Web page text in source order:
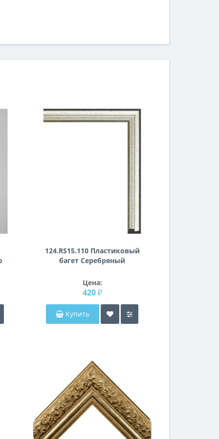
124.RS15.110 Пластиковый
багет Серебряный
Цена:
420 ₽
Купить